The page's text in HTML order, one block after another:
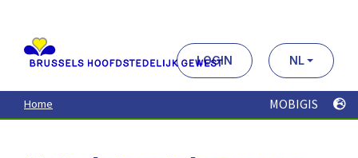
contenu
principal
LOGIN NL
Home MOBIGIS